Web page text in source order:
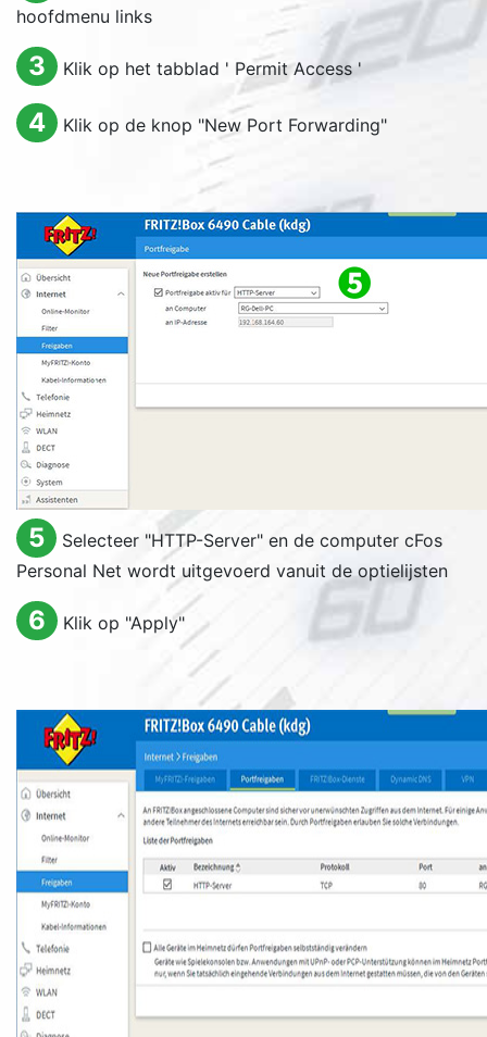
hoofdmenu links
3 Klik op het tabblad ' Permit Access'
4 Klik op de knop "New Port Forwarding"
5 Selecteer "HTTP-Server" en de computer cFos
Personal Net wordt uitgevoerd vanuit de optielijsten
6 Klik op "Apply"